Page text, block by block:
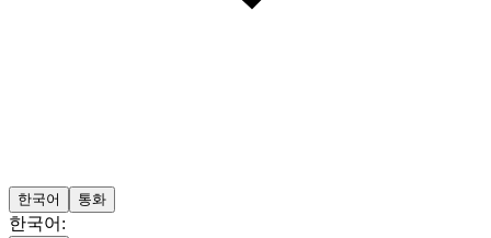
한국어 통화
한국어: